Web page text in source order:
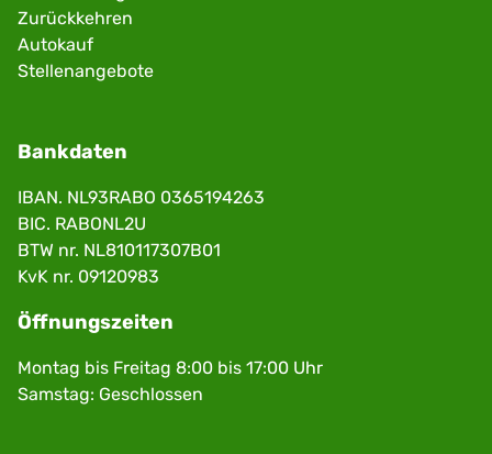
Zurückkehren
Autokauf
Stellenangebote
Bankdaten
IBAN. NL93RABO 0365194263
BIC. RABONL2U
BTW nr. NL810117307B01
KvK nr. 09120983
Öffnungszeiten
Montag bis Freitag 8:00 bis 17:00 Uhr
Samstag: Geschlossen